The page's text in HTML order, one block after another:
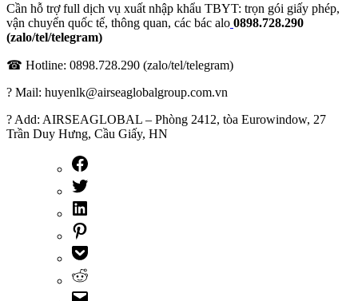
Cần hỗ trợ full dịch vụ xuất nhập khẩu TBYT: trọn gói giấy phép,
vận chuyển quốc tế, thông quan, các bác alo 0898.728.290
(zalo/tel/telegram)
☎ Hotline: 0898.728.290 (zalo/tel/telegram)
? Mail: huyenlk@airseaglobalgroup.com.vn
? Add: AIRSEAGLOBAL – Phòng 2412, tòa Eurowindow, 27
Trần Duy Hưng, Cầu Giấy, HN